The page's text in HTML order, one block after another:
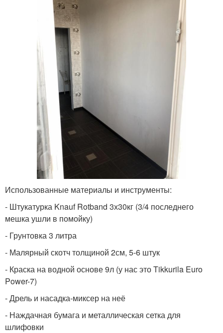
Использованные материалы и инструменты:
- Штукатурка Knauf Rotband 3х30кг (3/4 последнего
мешка ушли в помойку)
- Грунтовка 3 литра
- Малярный скотч толщиной 2см, 5-6 штук
- Краска на водной основе 9л (у нас это Tikkurila Euro
Power-7)
- Дрель и насадка-миксер на неё
- Наждачная бумага и металлическая сетка для
шлифовки